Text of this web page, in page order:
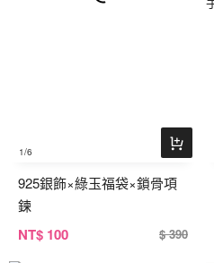
1/6
925銀飾×綠玉福袋×鎖骨項
鍊
NT$ 100 $ 390